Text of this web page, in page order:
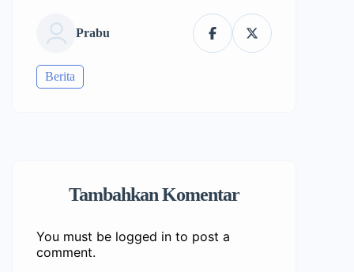
Prabu
Berita
Tambahkan Komentar
You must be logged in to post a
comment.